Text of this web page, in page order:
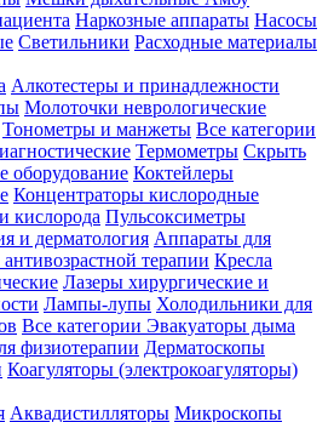
Наркозные аппараты Насосы
Светильники Расходные материалы
Алкотестеры и принадлежности
Молоточки неврологические
Тонометры и манжеты Все категории
Термометры Скрыть
оборудование Коктейлеры
Концентраторы кислородные
кислорода Пульсоксиметры
и дерматология Аппараты для
терапии Кресла
Лазеры хирургические и
Лампы-лупы Холодильники для
Все категории Эвакуаторы дыма
физиотерапии Дерматоскопы
Коагуляторы (электрокоагуляторы)
Аквадистилляторы Микроскопы